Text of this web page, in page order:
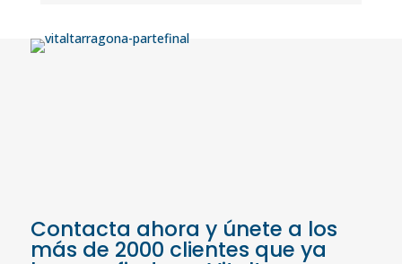
Contacta ahora y únete a los
más de 2000 clientes que ya